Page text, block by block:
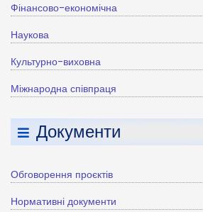
Фінансово-економічна
Наукова
Культурно-виховна
Міжнародна співпраця
Документи
Обговорення проєктів
Нормативні документи